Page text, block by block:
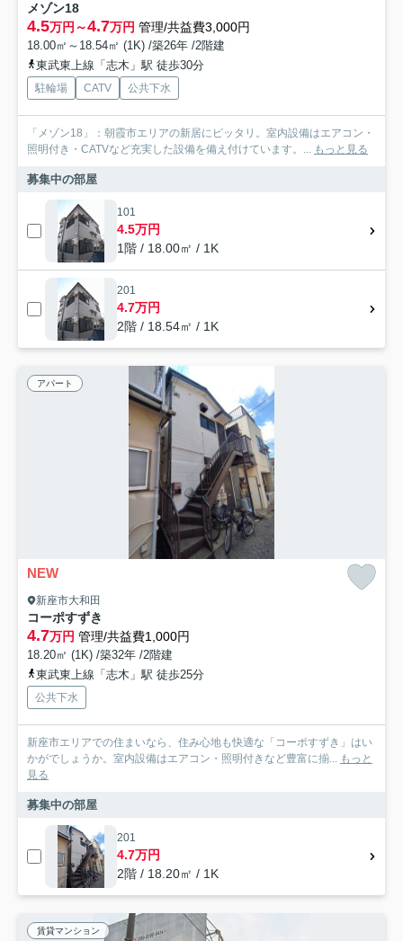
メゾン18
4.5万円～4.7万円 管理/共益費3,000円
18.00㎡～18.54㎡ (1K) /築26年 /2階建
東武東上線「志木」駅 徒歩30分
駐輪場 CATV 公共下水
「メゾン18」：朝霞市エリアの新居にピッタリ。室内設備はエアコン・
照明付き・CATVなど充実した設備を備え付けています。... もっと見る
募集中の部屋
101
4.5万円
1階 / 18.00㎡ / 1K
201
4.7万円
2階 / 18.54㎡ / 1K
アパート
NEW
新座市大和田
コーポすずき
4.7万円 管理/共益費1,000円
18.20㎡ (1K) /築32年 /2階建
東武東上線「志木」駅 徒歩25分
公共下水
新座市エリアでの住まいなら、住み心地も快適な「コーポすずき」はい
かがでしょうか。室内設備はエアコン・照明付きなど豊富に揃... もっと
見る
募集中の部屋
201
4.7万円
2階 / 18.20㎡ / 1K
賃貸マンション